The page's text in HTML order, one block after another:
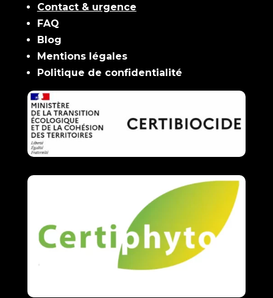
Contact & urgence
FAQ
Blog
Mentions légales
Politique de confidentialité